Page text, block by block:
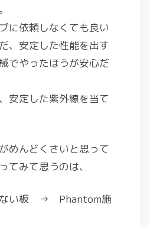
に依頼しなくても良い
、安定した性能を出す
でやったほうが安心だ
安定した紫外線を当て
めんどくさいと思って
てみて思うのは、
ない板 → Phantom施